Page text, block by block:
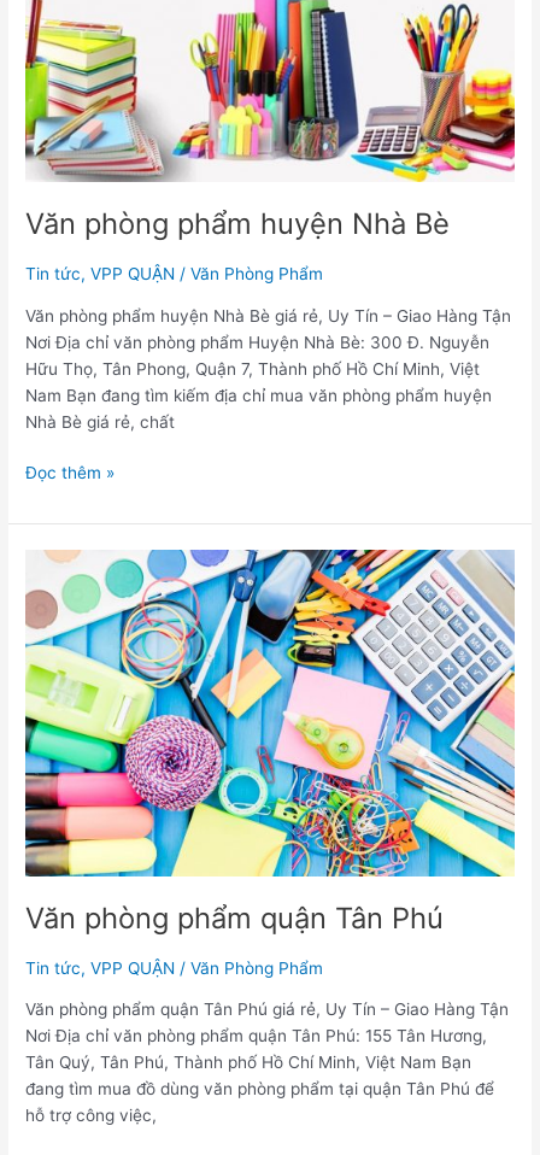
Văn phòng phẩm huyện Nhà Bè
Tin tức,VPP QUẬN /Văn Phòng Phẩm
Văn phòng phẩm huyện Nhà Bè giá rẻ, Uy Tín – Giao Hàng Tận
Nơi Địa chỉ văn phòng phẩm Huyện Nhà Bè: 300 Đ. Nguyễn
Hữu Thọ, Tân Phong, Quận 7, Thành phố Hồ Chí Minh, Việt
Nam Bạn đang tìm kiếm địa chỉ mua văn phòng phẩm huyện
Nhà Bè giá rẻ, chất
phẩm
huyện
Nhà
Bè
Đọc thêm »
Văn phòng phẩm quận Tân Phú
Tin tức,VPP QUẬN /Văn Phòng Phẩm
Văn phòng phẩm quận Tân Phú giá rẻ, Uy Tín – Giao Hàng Tận
Nơi Địa chỉ văn phòng phẩm quận Tân Phú: 155 Tân Hương,
Tân Quý, Tân Phú, Thành phố Hồ Chí Minh, Việt Nam Bạn
đang tìm mua đồ dùng văn phòng phẩm tại quận Tân Phú để
hỗ trợ công việc,
Văn
phòng
phẩm
quận
Tân
Phú